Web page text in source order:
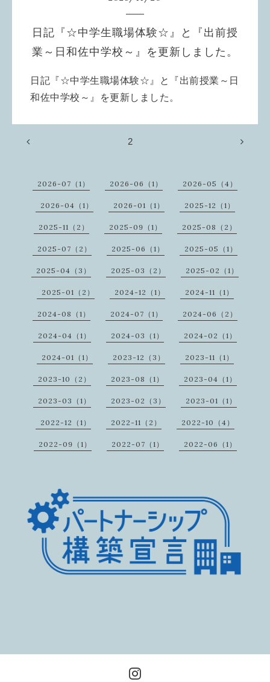
日記『☆中学生職場体験☆』と『出前授
業～日和佐中学校～』を更新しました。
日記『☆中学生職場体験☆』と『出前授業～日
和佐中学校～』を更新しました。
2
2026-07（1） 2026-06（1） 2026-05（4）
2026-04（1） 2026-01（1） 2025-12（1）
2025-11（2） 2025-09（1） 2025-08（2）
2025-07（2） 2025-06（1） 2025-05（1）
2025-04（3） 2025-03（2） 2025-02（1）
2025-01（2） 2024-12（1） 2024-11（1）
2024-08（1） 2024-07（1） 2024-06（2）
2024-04（1） 2024-03（1） 2024-02（1）
2024-01（1） 2023-12（3） 2023-11（1）
2023-10（2） 2023-08（1） 2023-04（1）
2023-03（1） 2023-02（3） 2023-01（1）
2022-12（1） 2022-11（2） 2022-10（4）
2022-09（1） 2022-07（1） 2022-06（1）